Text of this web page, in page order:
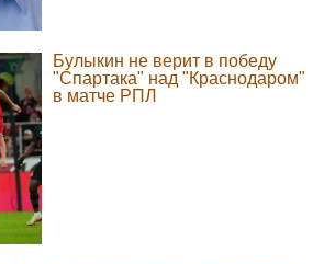
Булыкин не верит в победу
"Спартака" над "Краснодаром"
в матче РПЛ